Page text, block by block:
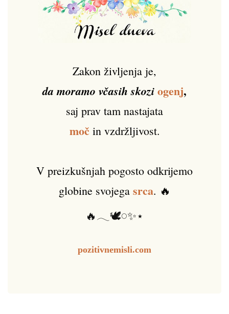
Zakon življenja je,
da moramo včasih skoziogenj,
saj prav tam nastajata
močin vzdržljivost.
V preizkušnjah pogosto odkrijemo
globine svojega srca. 🔥
🔥𓂃🕊️𓏸✨⋆
pozitivnemisli.com